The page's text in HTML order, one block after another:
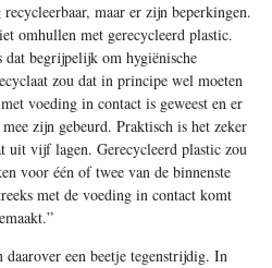
maar er zijn beperkingen.
omhullen met gerecycleerd plastic.
dat begrijpelijk om hygiënische
zou dat in principe wel moeten
voeding in contact is geweest en er
zijn gebeurd. Praktisch is het zeker
uit vijf lagen. Gerecycleerd plastic zou
voor één of twee van de binnenste
met de voeding in contact komt
een beetje tegenstrijdig. In